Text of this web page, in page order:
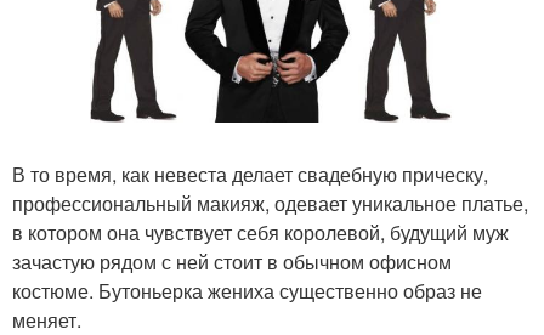
В то время, как невеста делает свадебную прическу,
профессиональный макияж, одевает уникальное платье,
в котором она чувствует себя королевой, будущий муж
зачастую рядом с ней стоит в обычном офисном
костюме. Бутоньерка жениха существенно образ не
меняет.